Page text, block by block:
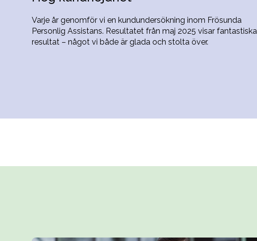
Varje år genomför vi en kundundersökning inom Frösunda
Personlig Assistans. Resultatet från maj 2025 visar fantastiska
resultat – något vi både är glada och stolta över.